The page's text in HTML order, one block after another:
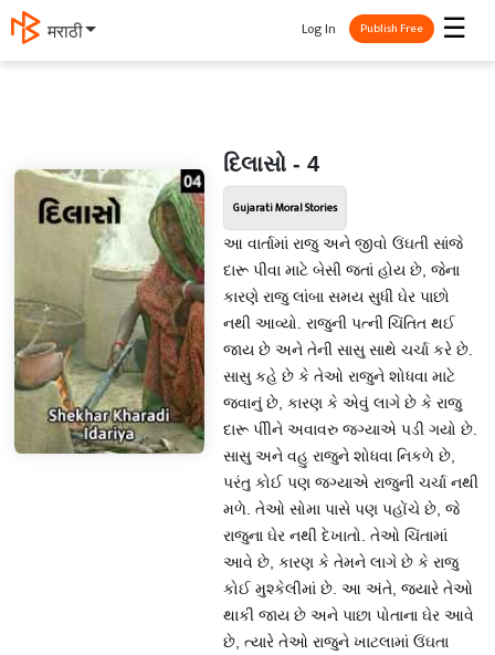
मराठी ☰
Log In Publish Free
દિલાસો - 4
Gujarati Moral Stories
આ વાર્તામાં રાજુ અને જીવો ઉંઘતી સાંજે
દારૂ પીવા માટે બેસી જતાં હોય છે, જેના
કારણે રાજુ લાંબા સમય સુધી ઘેર પાછો
નથી આવ્યો. રાજુની પત્ની ચિંતિત થઈ
જાય છે અને તેની સાસુ સાથે ચર્ચા કરે છે.
સાસુ કહે છે કે તેઓ રાજુને શોધવા માટે
જવાનું છે, કારણ કે એવું લાગે છે કે રાજુ
દારૂ પીીને અવાવરુ જગ્યાએ પડી ગયો છે.
સાસુ અને વહુ રાજુને શોધવા નિકળે છે,
પરંતુ કોઈ પણ જગ્યાએ રાજુની ચર્ચા નથી
મળે. તેઓ સોમા પાસે પણ પહોંચે છે, જે
રાજુના ઘેર નથી દેખાતો. તેઓ ચિંતામાં
આવે છે, કારણ કે તેમને લાગે છે કે રાજુ
કોઈ મુશ્કેલીમાં છે. આ અંતે, જ્યારે તેઓ
થાકી જાય છે અને પાછા પોતાના ઘેર આવે
છે, ત્યારે તેઓ રાજુને ખાટલામાં ઉંઘતા